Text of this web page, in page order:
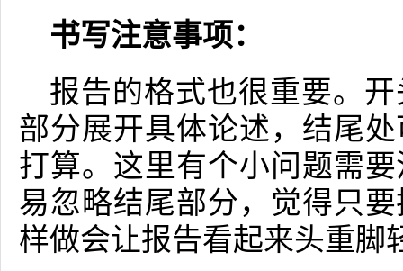
书写注意事项：
报告的格式也很重要。
部分展开具体论述，结尾
打算。这里有个小问题需
易忽略结尾部分，觉得只
样做会让报告看起来头重脚